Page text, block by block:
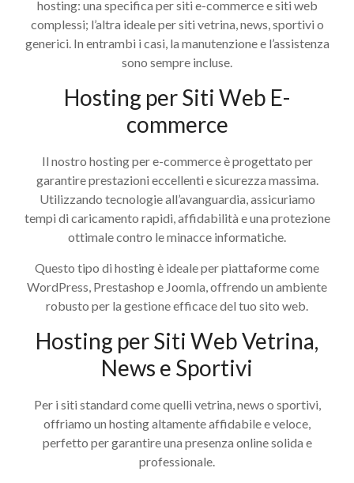
hosting: una specifica per siti e-commerce e siti web
complessi; l’altra ideale per siti vetrina, news, sportivi o
generici. In entrambi i casi, la manutenzione e l’assistenza
sono sempre incluse.
Hosting per Siti Web E-
commerce
Il nostro hosting per e-commerce è progettato per
garantire prestazioni eccellenti e sicurezza massima.
Utilizzando tecnologie all’avanguardia, assicuriamo
tempi di caricamento rapidi, affidabilità e una protezione
ottimale contro le minacce informatiche.
Questo tipo di hosting è ideale per piattaforme come
WordPress, Prestashop e Joomla, offrendo un ambiente
robusto per la gestione efficace del tuo sito web.
Hosting per Siti Web Vetrina,
News e Sportivi
Per i siti standard come quelli vetrina, news o sportivi,
offriamo un hosting altamente affidabile e veloce,
perfetto per garantire una presenza online solida e
professionale.